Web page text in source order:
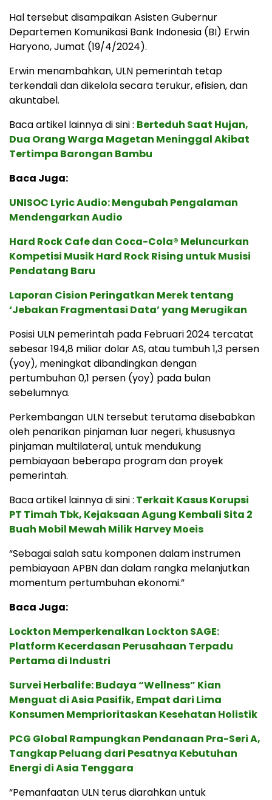
Hal tersebut disampaikan Asisten Gubernur​
Departemen Komunikasi Bank Indonesia (BI) Erwin
Haryono, Jumat (19/4/2024).
Erwin menambahkan, ULN pemerintah tetap
terkendali dan dikelola secara terukur, efisien, dan
akuntabel.
Baca artikel lainnya di sini : Berteduh Saat Hujan,
Dua Orang Warga Magetan Meninggal Akibat
Tertimpa Barongan Bambu
Baca Juga:
UNISOC Lyric Audio: Mengubah Pengalaman
Mendengarkan Audio
Hard Rock Cafe dan Coca-Cola® Meluncurkan
Kompetisi Musik Hard Rock Rising untuk Musisi
Pendatang Baru
Laporan Cision Peringatkan Merek tentang
‘Jebakan Fragmentasi Data’ yang Merugikan
Posisi ULN pemerintah pada Februari 2024 tercatat
sebesar 194,8 miliar dolar AS, atau tumbuh 1,3 persen
(yoy), meningkat dibandingkan dengan
pertumbuhan 0,1 persen (yoy) pada bulan
sebelumnya.
Perkembangan ULN tersebut terutama disebabkan
oleh penarikan pinjaman luar negeri, khususnya
pinjaman multilateral, untuk mendukung
pembiayaan beberapa program dan proyek
pemerintah.
Baca artikel lainnya di sini : Terkait Kasus Korupsi
PT Timah Tbk, Kejaksaan Agung Kembali Sita 2
Buah Mobil Mewah Milik Harvey Moeis
“Sebagai salah satu komponen dalam instrumen
pembiayaan APBN dan dalam rangka melanjutkan
momentum pertumbuhan ekonomi.”
Baca Juga:
Lockton Memperkenalkan Lockton SAGE:
Platform Kecerdasan Perusahaan Terpadu
Pertama di Industri
Survei Herbalife: Budaya “Wellness” Kian
Menguat di Asia Pasifik, Empat dari Lima
Konsumen Memprioritaskan Kesehatan Holistik
PCG Global Rampungkan Pendanaan Pra-Seri A,
Tangkap Peluang dari Pesatnya Kebutuhan
Energi di Asia Tenggara
“Pemanfaatan ULN terus diarahkan untuk